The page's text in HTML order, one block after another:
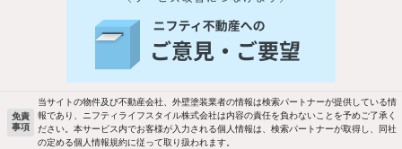
バス・トイレ別 2階以上
駐車場あり ペット相談
洗濯機置場あり 独立洗面台
免責
事項
当サイトの物件及び不動産会社、外壁塗装業者の情報は検索パートナーが提供している情
報であり、ニフティライフスタイル株式会社は内容の責任を負わないことを予めご了承く
ださい。本サービス内でお客様が入力される個人情報は、検索パートナーが取得し、同社
の定める個人情報規約に従って取り扱われます。